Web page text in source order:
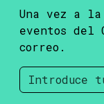
Una vez a
eventos del
correo.